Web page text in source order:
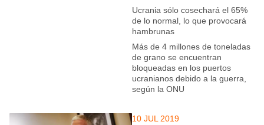
Ucrania sólo cosechará el 65%
de lo normal, lo que provocará
hambrunas
Más de 4 millones de toneladas
de grano se encuentran
bloqueadas en los puertos
ucranianos debido a la guerra,
según la ONU
10 JUL 2019